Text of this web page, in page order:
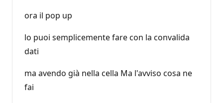
r
e
u
t
o
ora il pop up
lo puoi semplicemente fare con la convalida
dati
ma avendo già nella cella Ma l'avviso cosa ne
fai